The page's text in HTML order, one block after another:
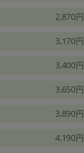
2,870円
3,170円
3,400円
3,650円
3,890円
4,190円